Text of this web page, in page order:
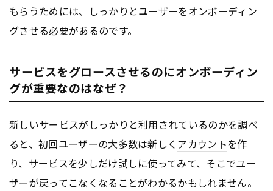
もらうためには、しっかりとユーザーをオンボーディン
グさせる必要があるのです。
サービスをグロースさせるのにオンボーディン
グが重要なのはなぜ？
新しいサービスがしっかりと利用されているのかを調べ
ると、初回ユーザーの大多数は新しく アカウントを作
り、サービスを少しだけ試しに使ってみて、そこでユー
ザーが戻ってこなくなることがわかるかもしれません。